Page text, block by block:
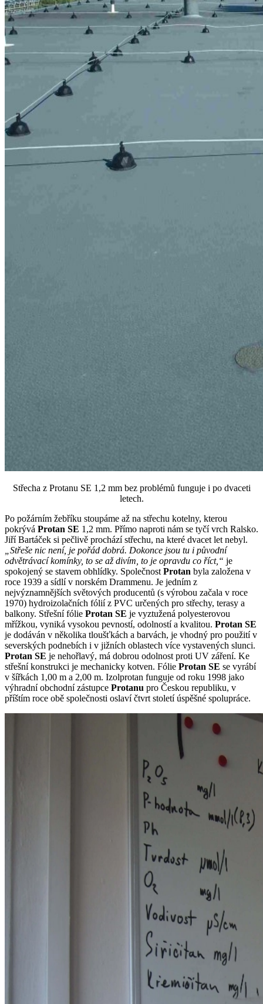
Střecha z Protanu SE 1,2 mm bez problémů funguje i po dvaceti
letech.
Po požárním žebříku stoupáme až na střechu kotelny, kterou
pokrývá Protan SE 1,2 mm. Přímo naproti nám se tyčí vrch Ralsko.
Jiří Bartáček si pečlivě prochází střechu, na které dvacet let nebyl.
„Střeše nic není, je pořád dobrá. Dokonce jsou tu i původní
odvětrávací komínky, to se až divím, to je opravdu co říct,“ je
spokojený se stavem obhlídky. Společnost Protan byla založena v
roce 1939 a sídlí v norském Drammenu. Je jedním z
nejvýznamnějších světových producentů (s výrobou začala v roce
1970) hydroizolačních fólií z PVC určených pro střechy, terasy a
balkony. Střešní fólie Protan SE je vyztužená polyesterovou
mřížkou, vyniká vysokou pevností, odolností a kvalitou. Protan SE
je dodáván v několika tloušťkách a barvách, je vhodný pro použití v
severských podnebích i v jižních oblastech více vystavených slunci.
Protan SE je nehořlavý, má dobrou odolnost proti UV záření. Ke
střešní konstrukci je mechanicky kotven. Fólie Protan SE se vyrábí
v šířkách 1,00 m a 2,00 m. Izolprotan funguje od roku 1998 jako
výhradní obchodní zástupce Protanu pro Českou republiku, v
příštím roce obě společnosti oslaví čtvrt století úspěšné spolupráce.